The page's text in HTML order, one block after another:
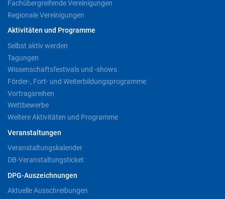
Fachübergreifende Vereinigungen
Regionale Vereinigungen
Aktivitäten und Programme
Selbst aktiv werden
Tagungen
Wissenschaftsfestivals und -shows
Förder-, Fort- und Weiterbildungsprogramme
Vortragsreihen
Wettbewerbe
Weitere Aktivitäten und Programme
Veranstaltungen
Veranstaltungskalender
DB-Veranstaltungsticket
DPG-Auszeichnungen
Aktuelle Ausschreibungen